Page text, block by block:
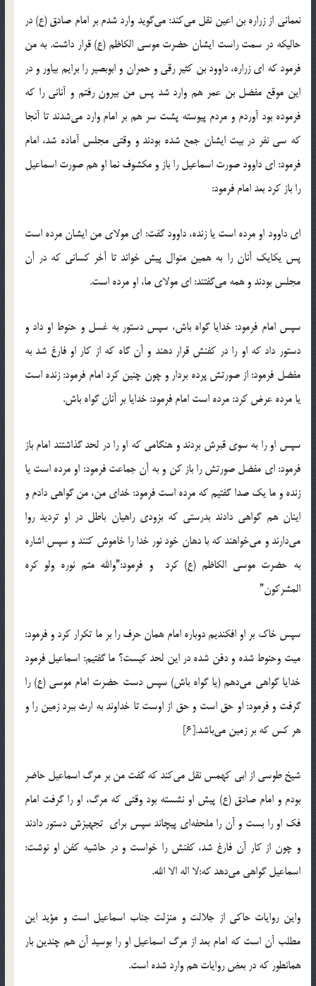
نعمانی از زراره بن اعین نقل می‌کند:‌ می‌گوید وارد شدم بر امام صادق (ع) در
حالیکه در سمت راست ایشان حضرت موسی الکاظم (ع)‌ قرار داشت. به من
فرمود که ای زراره، داوود بن کثیر رقی و حمران و ابوبصیر را برایم بیاور و در
این موقع مفضل بن عمر هم وارد شد پس من بیرون رفتم و آنانی را که
فرموده بود آوردم و مردم پیوسته پشت سر هم بر امام وارد می‌شدند تا آنجا
که سی نفر در بیت ایشان جمع شده بودند و وقتی مجلس آماده شد، امام
فرمود: ای داوود صورت اسماعیل را باز و مکشوف نما او هم صورت اسماعیل
را باز کرد بعد امام فرمود:
ای داوود او مرده است یا زنده، داوود گفت: ای مولای من ایشان مرده است
پس یکایک آنان را به همین منوال پیش خواند تا آخر کسانی که در آن
مجلس بودند و همه می‌گفتند: ای مولای ما، او مرده است.
سپس امام فرمود: خدایا گواه باش، سپس دستور به غسل و حنوط او داد و
دستور داد که او را در کفنش قرار دهند و آن گاه که از کار او فارغ شد به
مفضل فرمود: از صورتش پرده بردار و چون چنین کرد امام فرمود: زنده است
یا مرده عرض کرد: مرده است امام فرمود: خدایا بر آنان گواه باش.
سپس او را به سوی قبرش بردند و هنگامی که او را در لحد گذاشتند امام باز
فرمود: ای مفضل صورتش را باز کن و به آن جماعت فرمود: او مرده است یا
زنده و ما یک صدا گفتیم که مرده است فرمود: خدای من، من گواهی دادم و
اینان هم گواهی دادند بدرستی که بزودی راهیان باطل در او تردید روا
می‌دارند و می‌خواهند که با دهان خود نور خدا را خاموش کنند و سپس اشاره
به حضرت موسی الکاظم (ع) کرد و فرمود:”والله متم نوره ولو کره
المشرکون”
سپس خاک بر او افکندیم دوباره امام همان حرف را بر ما تکرار کرد و فرمود:
میت وحنوط شده و دفن شده در این لحد کیست؟ ما گفتیم: اسماعیل فرمود
خدایا گواهی می‌دهم (یا گواه باش) سپس دست حضرت امام موسی (ع) را
گرفت و فرمود: او حق است و حق از اوست تا خداوند به ارث ببرد زمین را و
هر کس که بر زمین می‌باشد.[6]
شیخ طوسی از ابی کهمس نقل می‌کند که گفت من بر مرگ اسماعیل حاضر
بودم و امام صادق (ع) پیش او نشسته بود وقتی که مرگ، او را گرفت امام
فک او را بست و آن را ملحفه‌ای پیچاند سپس برای تجهیزش دستور دادند
و چون از کار آن فارغ شد، کفنش را خواست و در حاشیه کفن او نوشت:
اسماعیل گواهی می‌دهد که:لا اله الا الله.
واین روایات حاکی از جلالت و منزلت جناب اسماعیل است و مؤید این
مطلب آن است که امام بعد از مرگ اسماعیل او را بوسید آن هم چندین بار
همانطور که در بعض روایات هم وارد شده است.